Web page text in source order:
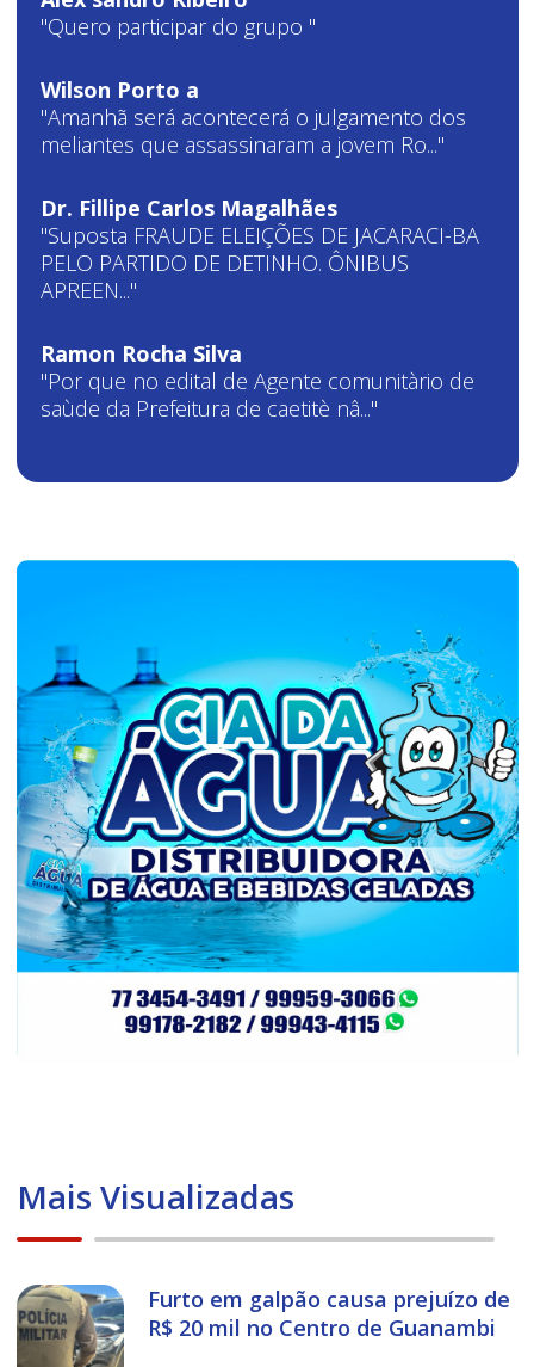
"Quero participar do grupo "
Wilson Porto a
"Amanhã será acontecerá o julgamento dos
meliantes que assassinaram a jovem Ro..."
Dr. Fillipe Carlos Magalhães
"Suposta FRAUDE ELEIÇÕES DE JACARACI-BA
PELO PARTIDO DE DETINHO. ÔNIBUS
APREEN..."
Ramon Rocha Silva
"Por que no edital de Agente comunitàrio de
saùde da Prefeitura de caetitè nâ..."
Mais Visualizadas
Furto em galpão causa prejuízo de
R$ 20 mil no Centro de Guanambi